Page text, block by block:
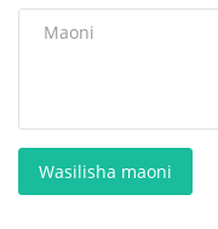
Wasilisha maoni